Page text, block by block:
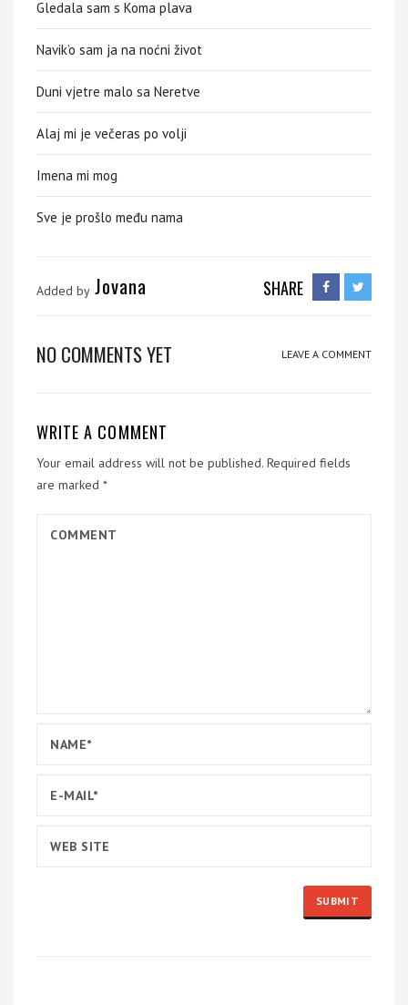
Gledala sam s Koma plava
Navik’o sam ja na noćni život
Duni vjetre malo sa Neretve
Alaj mi je večeras po volji
Imena mi mog
Sve je prošlo među nama
Added by Jovana SHARE
NO COMMENTS YET LEAVE A COMMENT
WRITE A COMMENT
Your email address will not be published. Required fields
are marked *